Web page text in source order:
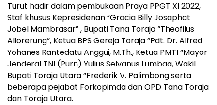
Turut hadir dalam pembukaan Praya PPGT XI 2022,
Staf khusus Kepresidenan “Gracia Billy Josaphat
Jobel Mambrasar” , Bupati Tana Toraja “Theofilus
Allorerung”, Ketua BPS Gereja Toraja “Pdt. Dr. Alfred
Yohanes Rantedatu Anggui, M.Th., Ketua PMTI “Mayor
Jenderal TNI (Purn) Yulius Selvanus Lumbaa, Wakil
Bupati Toraja Utara “Frederik V. Palimbong serta
beberapa pejabat Forkopimda dan OPD Tana Toraja
dan Toraja Utara.